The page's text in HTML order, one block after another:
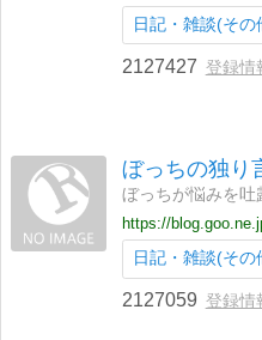
日記・雑談(その
2127427 登録情
ぼっちの独り
ぼっちが悩みを吐
https://
日記・雑談(その
2127059 登録情